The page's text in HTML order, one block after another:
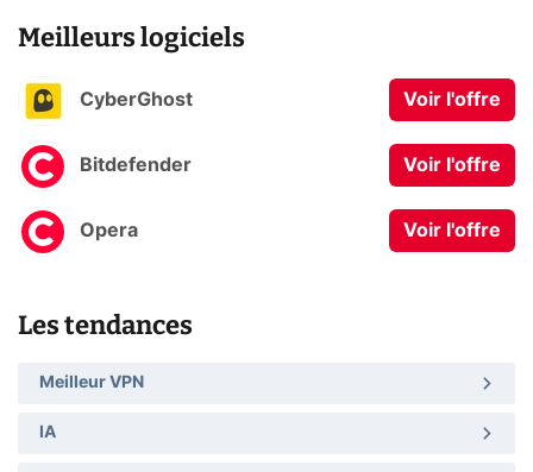
Meilleurs logiciels
CyberGhost Voir l'offre
Bitdefender Voir l'offre
Opera Voir l'offre
Les tendances
Meilleur VPN
IA